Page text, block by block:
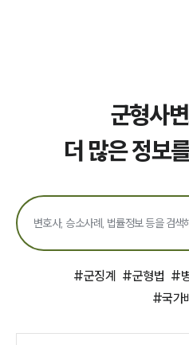
군형사
더 많은 정보
#군징계 #군형법 #
#국가